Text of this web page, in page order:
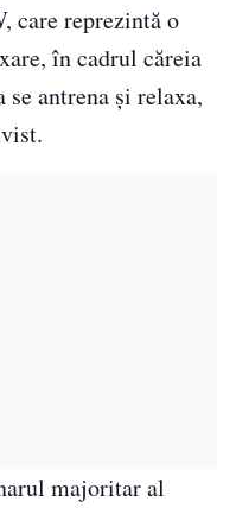
care reprezintă o
în cadrul căreia
antrena și relaxa,
majoritar al